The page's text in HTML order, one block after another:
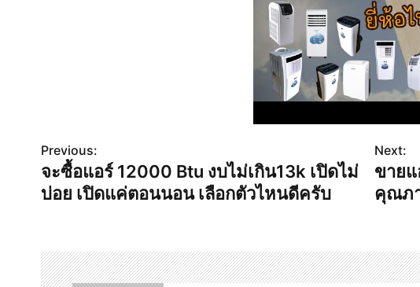
P
o
n
Previous:
จะซื้อแอร์ 12000 Btu งบไม่เกิน13k เปิดไม่
บ่อย เปิดแค่ตอนนอน เลือกตัวไหนดีครับ
Next:
ขายแ
คุณภ